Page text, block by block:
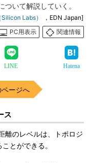
いて解説していく。
Labs）
，EDN Japan]
PC用表示
関連情報
LINE Hatena
ページへ
ス
離のレベルは、トポロジ
とができる。